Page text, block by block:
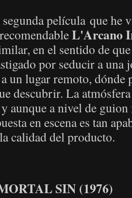
segunda película que he
L'Arcano
en el sentido de
por seducir a
un lugar remoto, dónde
descubrir. La
aunque a nivel de guion
en escena es tan
calidad del producto.
SIN (1976)